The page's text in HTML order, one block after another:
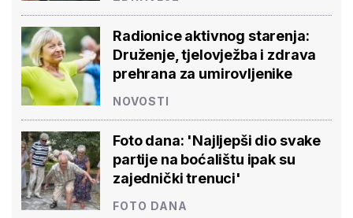
Radionice aktivnog starenja:
Druženje, tjelovježba i zdrava
prehrana za umirovljenike
NOVOSTI
Foto dana: 'Najljepši dio svake
partije na boćalištu ipak su
zajednički trenuci'
FOTO DANA